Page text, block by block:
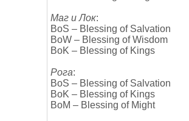
Маг и Лок:
BoS – Blessing of Salvation
BoW – Blessing of Wisdom
BoK – Blessing of Kings
Рога:
BoS – Blessing of Salvation
BoK – Blessing of Kings
BoM – Blessing of Might